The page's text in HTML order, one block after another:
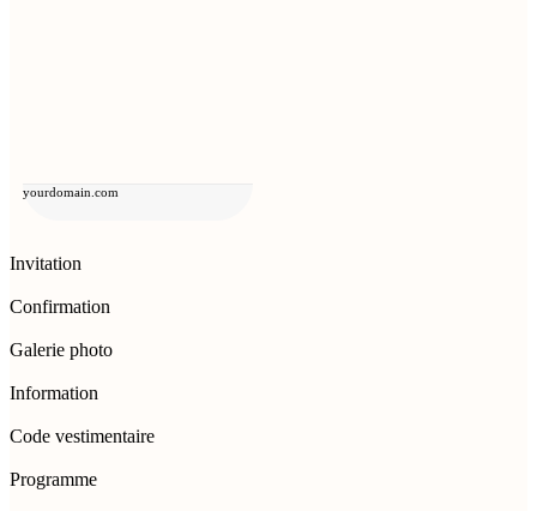
yourdomain.com
Invitation
Confirmation
Galerie photo
Information
Code vestimentaire
Programme